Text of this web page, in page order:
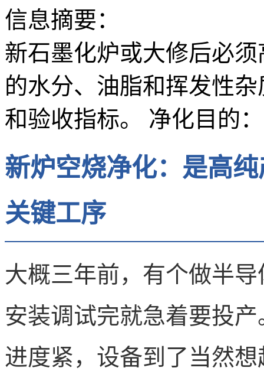
信息摘要：
新石墨化炉或大修后必
的水分、油脂和挥发性
和验收指标。 净化目的
新炉空烧净化：是高
关键工序
大概三年前，有个做半
安装调试完就急着要投
进度紧，设备到了当然